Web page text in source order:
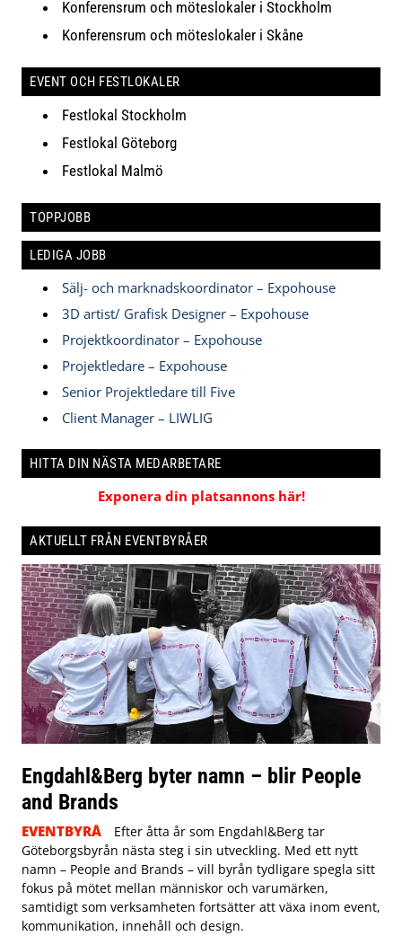
Konferensrum och möteslokaler i Stockholm
Konferensrum och möteslokaler i Skåne
EVENT OCH FESTLOKALER
Festlokal Stockholm
Festlokal Göteborg
Festlokal Malmö
TOPPJOBB
LEDIGA JOBB
Sälj- och marknadskoordinator – Expohouse
3D artist/ Grafisk Designer – Expohouse
Projektkoordinator – Expohouse
Projektledare – Expohouse
Senior Projektledare till Five
Client Manager – LIWLIG
HITTA DIN NÄSTA MEDARBETARE
Exponera din platsannons här!
AKTUELLT FRÅN EVENTBYRÅER
Engdahl&Berg byter namn – blir People
and Brands
EVENTBYRÅ
Efter åtta år som Engdahl&Berg tar
Göteborgsbyrån nästa steg i sin utveckling. Med ett nytt
namn – People and Brands – vill byrån tydligare spegla sitt
fokus på mötet mellan människor och varumärken,
samtidigt som verksamheten fortsätter att växa inom event,
kommunikation, innehåll och design.